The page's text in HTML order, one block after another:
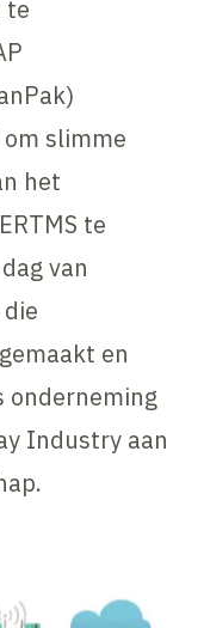
te
slimme
het
te
van
en
onderneming
Industry aan